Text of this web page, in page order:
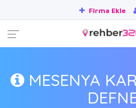
Firma Ekle
MESENYA